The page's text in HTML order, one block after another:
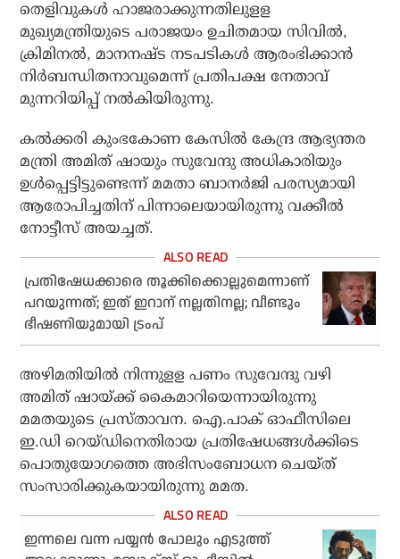
തെളിവുകള്‍ ഹാജരാക്കുന്നതിലുളള
മുഖ്യമന്ത്രിയുടെ പരാജയം ഉചിതമായ സിവില്‍,
ക്രിമിനല്‍, മാനനഷ്ട നടപടികള്‍ ആരംഭിക്കാന്‍
നിര്‍ബന്ധിതനാവുമെന്ന് പ്രതിപക്ഷ നേതാവ്
മുന്നറിയിപ്പ് നല്‍കിയിരുന്നു.
കല്‍ക്കരി കുംഭകോണ കേസില്‍ കേന്ദ്ര ആഭ്യന്തര
മന്ത്രി അമിത് ഷായും സുവേന്ദു അധികാരിയും
ഉള്‍പ്പെട്ടിട്ടുണ്ടെന്ന് മമതാ ബാനര്‍ജി പരസ്യമായി
ആരോപിച്ചതിന് പിന്നാലെയായിരുന്നു വക്കീല്‍
നോട്ടീസ് അയച്ചത്.
പ്രതിഷേധക്കാരെ തൂക്കിക്കൊല്ലുമെന്നാണ്
പറയുന്നത്; ഇത് ഇറാന് നല്ലതിനല്ല; വീണ്ടും
ഭീഷണിയുമായി ട്രംപ്
അഴിമതിയില്‍ നിന്നുളള പണം സുവേന്ദു വഴി
അമിത് ഷായ്ക്ക് കൈമാറിയെന്നായിരുന്നു
മമതയുടെ പ്രസ്താവന. ഐ.പാക് ഓഫീസിലെ
ഇ.ഡി റെയ്ഡിനെതിരായ പ്രതിഷേധങ്ങള്‍ക്കിടെ
പൊതുയോഗത്തെ അഭിസംബോധന ചെയ്ത്
സംസാരിക്കുകയായിരുന്നു മമത.
ഇന്നലെ വന്ന പയ്യന്‍ പോലും എടുത്ത്